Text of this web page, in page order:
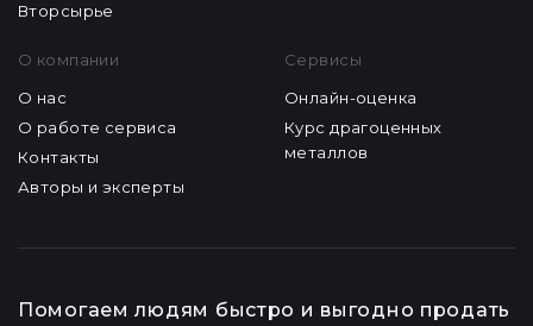
Вторсырье
О компании
О нас
О работе сервиса
Контакты
Авторы и эксперты
Сервисы
Онлайн-оценка
Курс драгоценных
металлов
Помогаем людям быстро и выгодно продать